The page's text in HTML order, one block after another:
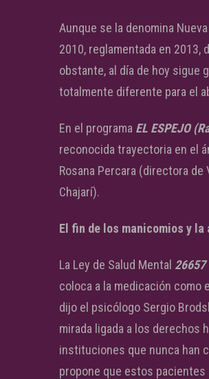
Aunque se la denomina
2010, reglamentada en 2013,
obstante, al día de hoy sigue
totalmente diferente para el
En el programa EL ESPEJO
reconocida trayectoria en el
Rosana Percara (directora
Chajarí).
El fin de los manicomios y
La Ley de Salud Mental 26657
coloca a la medicación como
dijo el psicólogo Sergio
mirada ligada a los derechos
instituciones que nunca han
propone que estos